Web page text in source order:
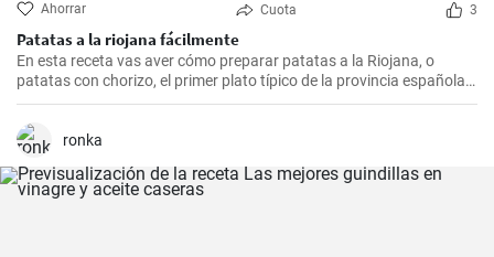
Ahorrar Cuota 3
Patatas a la riojana fácilmente
En esta receta vas aver cómo preparar patatas a la Riojana, o
patatas con chorizo, el primer plato típico de la provincia española
de La Rioja.
ronka